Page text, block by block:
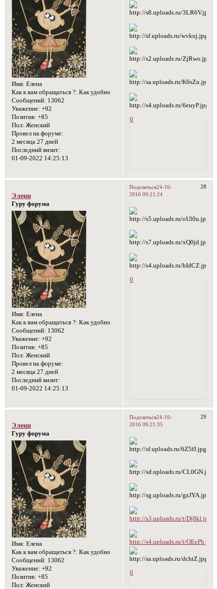
Имя: Елена
Как к вам обращаться ?: Как удобно
Сообщений: 13062
Уважение: +92
Позитив: +85
Пол: Женский
Провел на форуме:
2 месяца 27 дней
Последний визит:
01-09-2022 14:25:13
0
Поделиться 28
24-10-
2016 09:21:24
Эленн
Гуру форума
Имя: Елена
Как к вам обращаться ?: Как удобно
Сообщений: 13062
Уважение: +92
Позитив: +85
Пол: Женский
Провел на форуме:
2 месяца 27 дней
Последний визит:
01-09-2022 14:25:13
0
Поделиться 29
24-10-
2016 09:21:35
Эленн
Гуру форума
Имя: Елена
Как к вам обращаться ?: Как удобно
Сообщений: 13062
Уважение: +92
Позитив: +85
Пол: Женский
0